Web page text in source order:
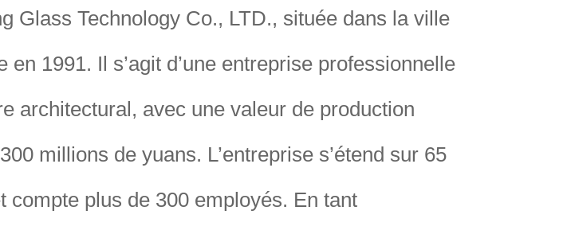
Glass Technology Co., LTD., située dans la ville
en 1991. Il s’agit d’une entreprise professionnelle
architectural, avec une valeur de production
millions de yuans. L’entreprise s’étend sur 65
compte plus de 300 employés. En tant